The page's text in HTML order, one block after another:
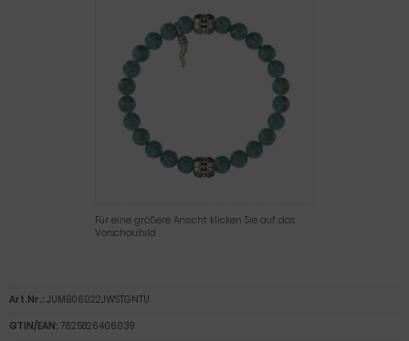
Für eine größere Ansicht klicken Sie auf das
Vorschaubild
Art.Nr.: JUMB06022JWSTGNTU
GTIN/EAN: 7625826406039